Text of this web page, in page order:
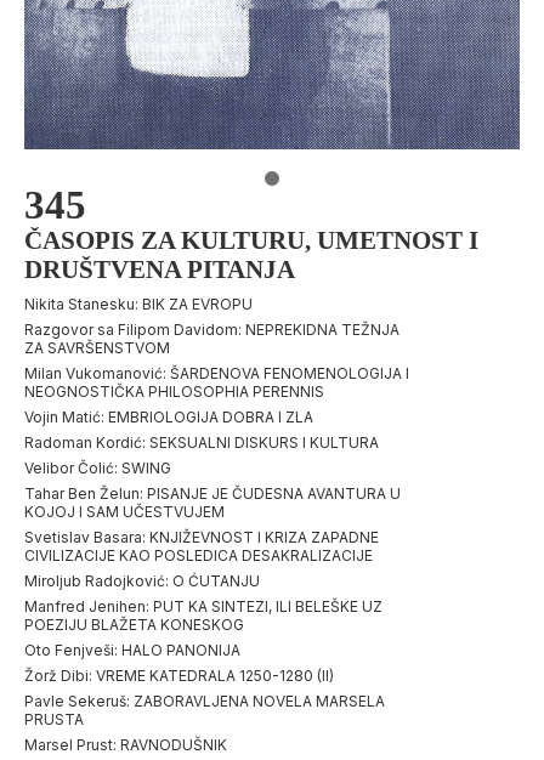
345
ČASOPIS ZA KULTURU, UMETNOST I
DRUŠTVENA PITANJA
Nikita Stanesku: BIK ZA EVROPU
Razgovor sa Filipom Davidom: NEPREKIDNA TEŽNJA
ZA SAVRŠENSTVOM
Milan Vukomanović: ŠARDENOVA FENOMENOLOGIJA I
NEOGNOSTIČKA PHILOSOPHIA PERENNIS
Vojin Matić: EMBRIOLOGIJA DOBRA I ZLA
Radoman Kordić: SEKSUALNI DISKURS I KULTURA
Velibor Čolić: SWING
Tahar Ben Želun: PISANJE JE ČUDESNA AVANTURA U
KOJOJ I SAM UČESTVUJEM
Svetislav Basara: KNJIŽEVNOST I KRIZA ZAPADNE
CIVILIZACIJE KAO POSLEDICA DESAKRALIZACIJE
Miroljub Radojković: O ĆUTANJU
Manfred Jenihen: PUT KA SINTEZI, ILI BELEŠKE UZ
POEZIJU BLAŽETA KONESKOG
Oto Fenjveši: HALO PANONIJA
Žorž Dibi: VREME KATEDRALA 1250-1280 (II)
Pavle Sekeruš: ZABORAVLJENA NOVELA MARSELA
PRUSTA
Marsel Prust: RAVNODUŠNIK